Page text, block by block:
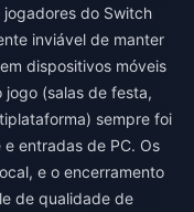
do Switch
inviável de manter
dispositivos móveis
(salas de festa,
sempre foi
entradas de PC. Os
e o encerramento
de qualidade de